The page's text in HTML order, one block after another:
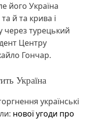
його Україна
й та крива і
через турецький
Центру
Гончар.
Україна
українські
нової угоди про